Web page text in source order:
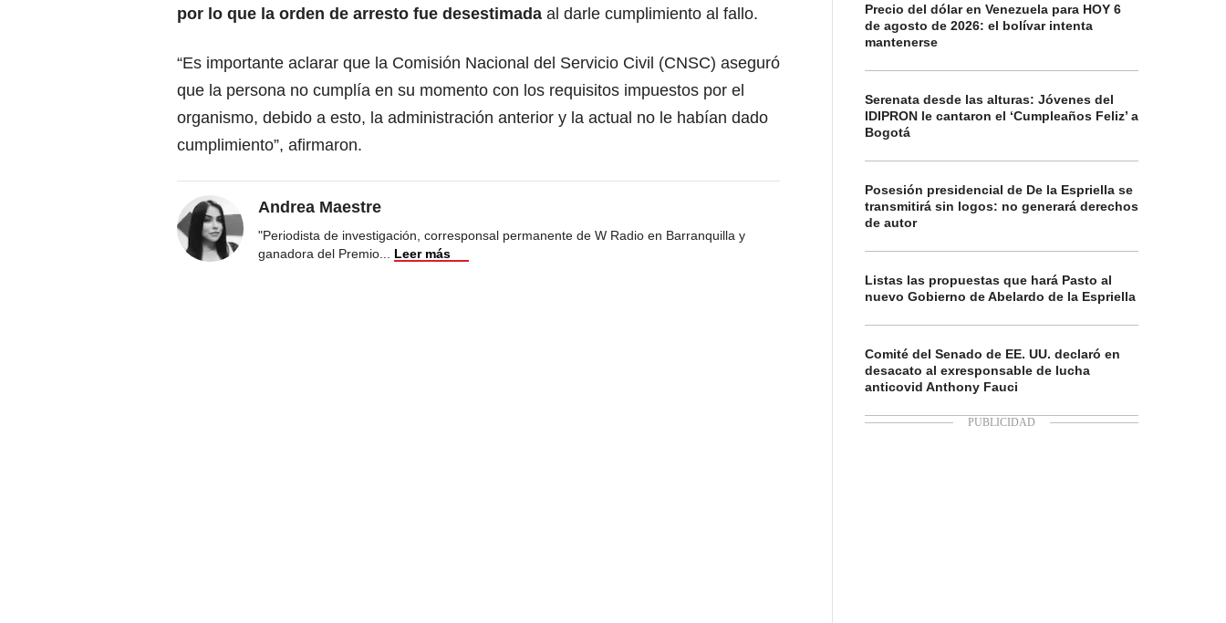
por lo que la orden de arresto fue desestimada al darle cumplimiento al fallo.
“Es importante aclarar que la Comisión Nacional del Servicio Civil (CNSC) aseguró
que la persona no cumplía en su momento con los requisitos impuestos por el
organismo, debido a esto, la administración anterior y la actual no le habían dado
cumplimiento”, afirmaron.
Andrea Maestre
"Periodista de investigación, corresponsal permanente de W Radio en Barranquilla y
ganadora del Premio
Leer más
Precio del dólar en Venezuela para HOY 6
de agosto de 2026: el bolívar intenta
mantenerse
Serenata desde las alturas: Jóvenes del
IDIPRON le cantaron el ‘Cumpleaños Feliz’ a
Bogotá
Posesión presidencial de De la Espriella se
transmitirá sin logos: no generará derechos
de autor
Listas las propuestas que hará Pasto al
nuevo Gobierno de Abelardo de la Espriella
Comité del Senado de EE. UU. declaró en
desacato al exresponsable de lucha
anticovid Anthony Fauci